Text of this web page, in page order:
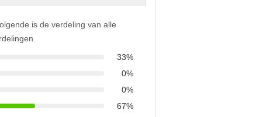
is de verdeling van alle
33%
0%
0%
67%